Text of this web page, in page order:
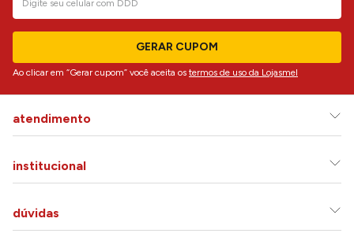
GERAR CUPOM
Ao clicar em “Gerar cupom” você aceita os termos de uso da Lojasmel
atendimento
institucional
dúvidas